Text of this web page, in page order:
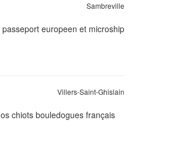
Sambreville
europeen et microship
Villers-Saint-Ghislain
chiots bouledogues français